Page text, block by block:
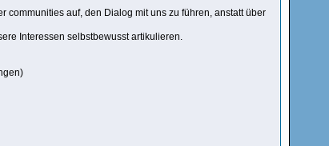
communities auf, den Dialog mit uns zu führen, anstatt über
Interessen selbstbewusst artikulieren.